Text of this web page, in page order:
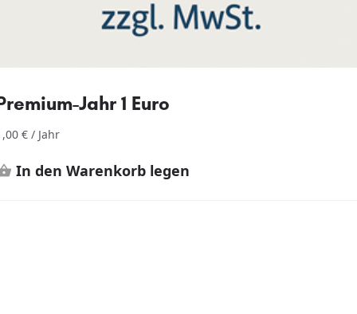
Jahr 1 Euro
€ / Jahr
In den Warenkorb legen